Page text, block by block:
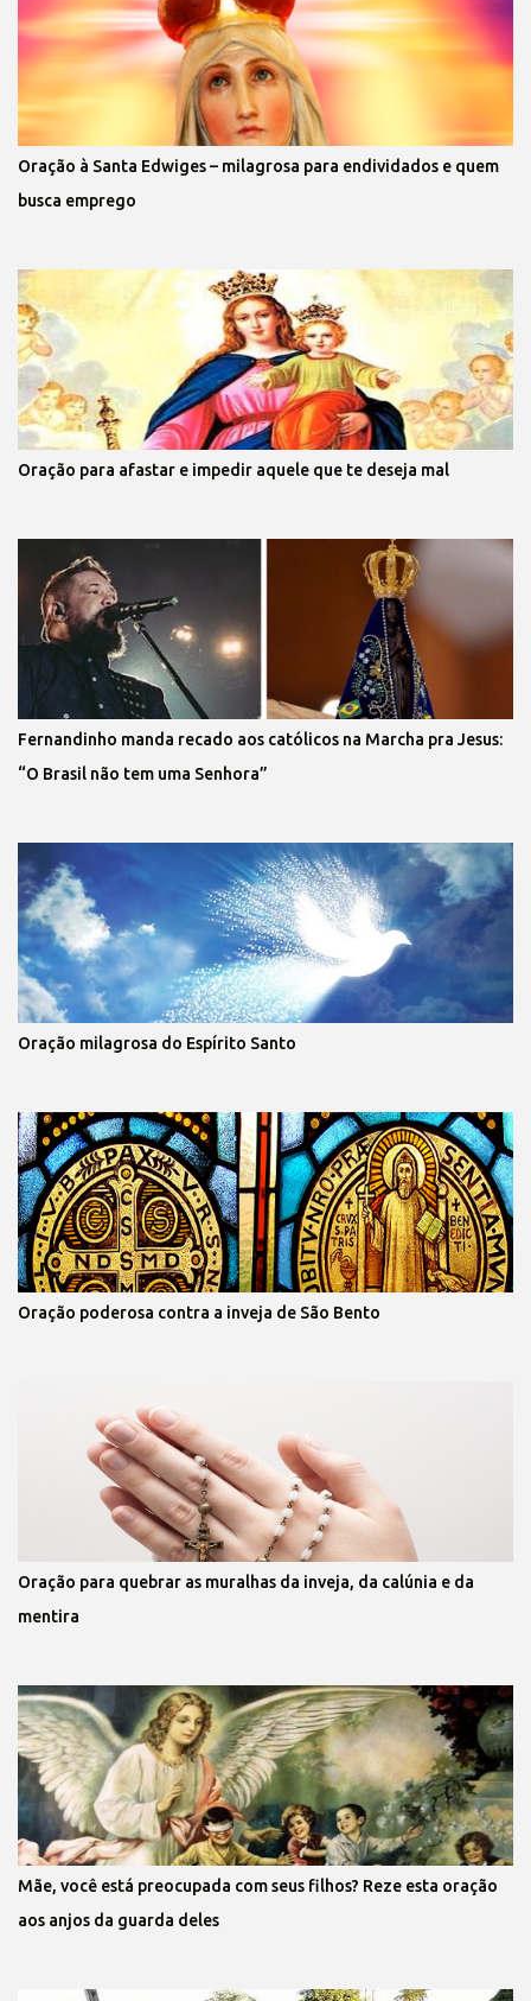
Oração à Santa Edwiges – milagrosa para endividados e quem
busca emprego
Oração para afastar e impedir aquele que te deseja mal
Fernandinho manda recado aos católicos na Marcha pra Jesus:
“O Brasil não tem uma Senhora”
Oração milagrosa do Espírito Santo
Oração poderosa contra a inveja de São Bento
Oração para quebrar as muralhas da inveja, da calúnia e da
mentira
Mãe, você está preocupada com seus filhos? Reze esta oração
aos anjos da guarda deles